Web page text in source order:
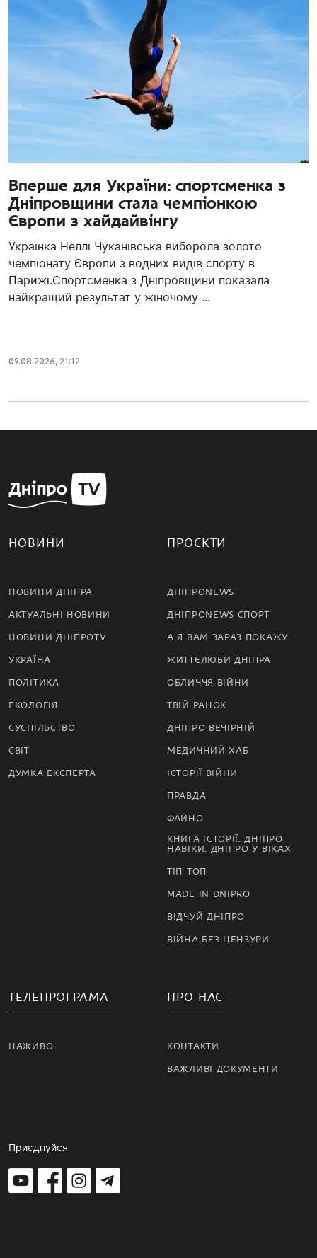
Вперше для України: спортсменка з
Дніпровщини стала чемпіонкою
Європи з хайдайвінгу
Українка Неллі Чуканівська виборола золото
чемпіонату Європи з водних видів спорту в
Парижі.Спортсменка з Дніпровщини показала
найкращий результат у жіночому ...
09.08.2026, 21:12
НОВИНИ
НОВИНИ ДНІПРА
АКТУАЛЬНІ НОВИНИ
НОВИНИ ДНІПРОTV
УКРАЇНА
ПОЛІТИКА
ЕКОЛОГІЯ
СУСПІЛЬСТВО
СВІТ
ДУМКА ЕКСПЕРТА
ПРОЄКТИ
ДНІПРОNEWS
ДНІПРОNEWS СПОРТ
А Я ВАМ ЗАРАЗ ПОКАЖУ…
ЖИТТЄЛЮБИ ДНІПРА
ОБЛИЧЧЯ ВІЙНИ
ТВІЙ РАНОК
ДНІПРО ВЕЧІРНІЙ
МЕДИЧНИЙ ХАБ
ІСТОРІЇ ВІЙНИ
ПРАВДА
ФАЙНО
КНИГА ІСТОРІЇ. ДНІПРО
НАВІКИ. ДНІПРО У ВІКАХ
ТІП-ТОП
MADE IN DNIPRO
ВІДЧУЙ ДНІПРО
ВІЙНА БЕЗ ЦЕНЗУРИ
ТЕЛЕПРОГРАМА
НАЖИВО
ПРО НАС
КОНТАКТИ
ВАЖЛИВІ ДОКУМЕНТИ
Приєднуйся